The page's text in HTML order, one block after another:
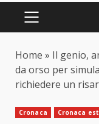
PRIMARY
Home » Il genio,
da orso per
richiedere un
Cronaca Cronaca